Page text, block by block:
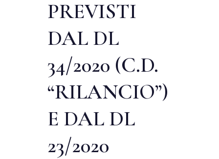
PREVISTI
DAL DL
34/2020 (C.D.
“RILANCIO”)
E DAL DL
23/2020